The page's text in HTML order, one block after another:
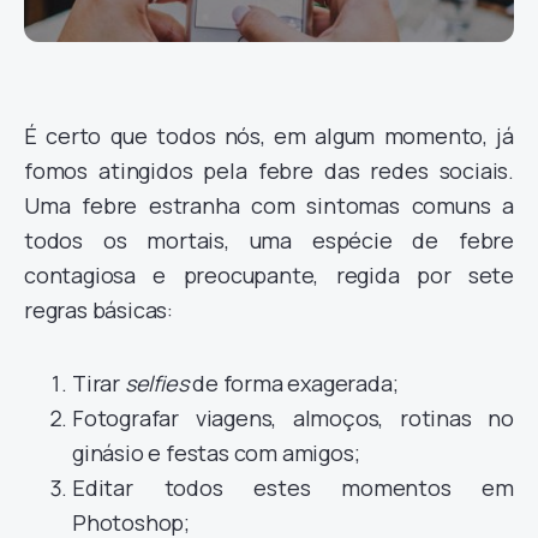
É certo que todos nós, em algum momento, já
fomos atingidos pela febre das redes sociais.
Uma febre estranha com sintomas comuns a
todos os mortais, uma espécie de febre
contagiosa e preocupante, regida por sete
regras básicas:
Tirar selfiesde forma exagerada;
Fotografar viagens, almoços, rotinas no
ginásio e festas com amigos;
Editar todos estes momentos em
Photoshop;